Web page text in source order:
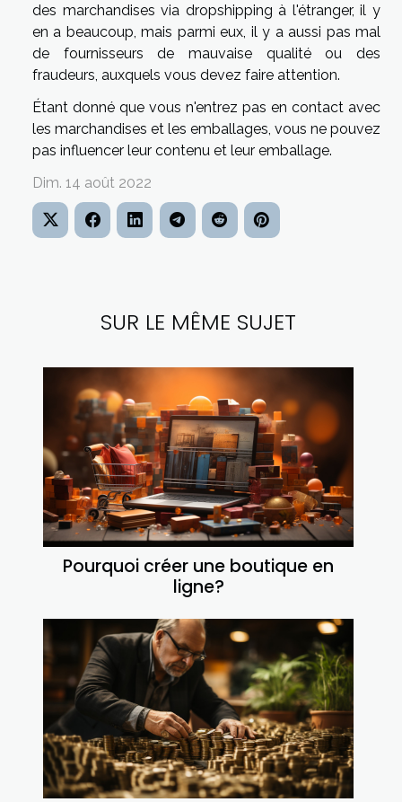
SUR LE MÊME SUJET
Pourquoi créer une boutique en
ligne?
des marchandises via dropshipping à l'étranger, il y
en a beaucoup, mais parmi eux, il y a aussi pas mal
de fournisseurs de mauvaise qualité ou des
fraudeurs, auxquels vous devez faire attention.
Étant donné que vous n'entrez pas en contact avec
les marchandises et les emballages, vous ne pouvez
pas influencer leur contenu et leur emballage.
Dim. 14 août 2022